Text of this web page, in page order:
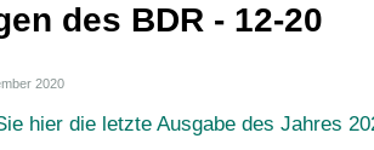
des BDR - 12-20
2020
hier die letzte Ausgabe des Jahres